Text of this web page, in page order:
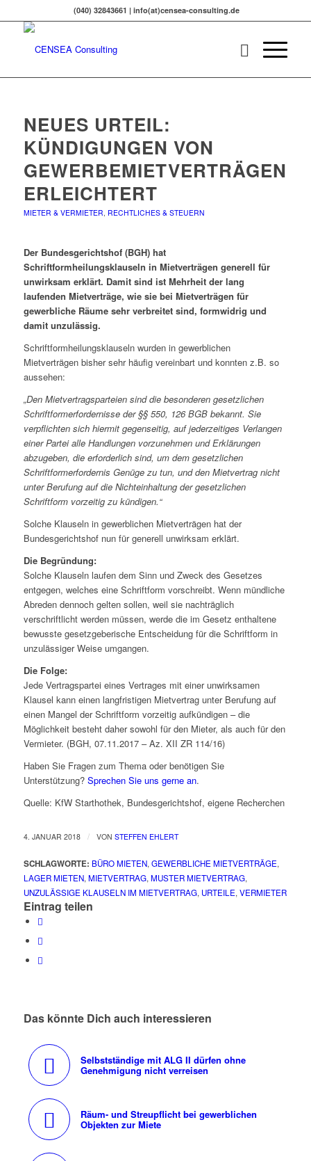
(040) 32843661 | info(at)censea-consulting.de
NEUES URTEIL:
KÜNDIGUNGEN VON
GEWERBEMIETVERTRÄGEN
ERLEICHTERT
MIETER & VERMIETER, RECHTLICHES & STEUERN
Der Bundesgerichtshof (BGH) hat
Schriftformheilungsklauseln in Mietverträgen generell für
unwirksam erklärt. Damit sind ist Mehrheit der lang
laufenden Mietverträge, wie sie bei Mietverträgen für
gewerbliche Räume sehr verbreitet sind, formwidrig und
damit unzulässig.
Schriftformheilungsklauseln wurden in gewerblichen
Mietverträgen bisher sehr häufig vereinbart und konnten z.B. so
aussehen:
„Den Mietvertragsparteien sind die besonderen gesetzlichen
Schriftformerfordernisse der §§ 550, 126 BGB bekannt. Sie
verpflichten sich hiermit gegenseitig, auf jederzeitiges Verlangen
einer Partei alle Handlungen vorzunehmen und Erklärungen
abzugeben, die erforderlich sind, um dem gesetzlichen
Schriftformerfordernis Genüge zu tun, und den Mietvertrag nicht
unter Berufung auf die Nichteinhaltung der gesetzlichen
Schriftform vorzeitig zu kündigen.“
Solche Klauseln in gewerblichen Mietverträgen hat der
Bundesgerichtshof nun für generell unwirksam erklärt.
Die Begründung:
Solche Klauseln laufen dem Sinn und Zweck des Gesetzes
entgegen, welches eine Schriftform vorschreibt. Wenn mündliche
Abreden dennoch gelten sollen, weil sie nachträglich
verschriftlicht werden müssen, werde die im Gesetz enthaltene
bewusste gesetzgeberische Entscheidung für die Schriftform in
unzulässiger Weise umgangen.
Die Folge:
Jede Vertragspartei eines Vertrages mit einer unwirksamen
Klausel kann einen langfristigen Mietvertrag unter Berufung auf
einen Mangel der Schriftform vorzeitig aufkündigen – die
Möglichkeit besteht daher sowohl für den Mieter, als auch für den
Vermieter. (BGH, 07.11.2017 – Az. XII ZR 114/16)
Haben Sie Fragen zum Thema oder benötigen Sie
Unterstützung? Sprechen Sie uns gerne an.
Quelle: KfW Starthothek, Bundesgerichtshof, eigene Recherchen
4. JANUAR 2018 / VON STEFFEN EHLERT
SCHLAGWORTE: BÜRO MIETEN,GEWERBLICHE MIETVERTRÄGE,
LAGER MIETEN,MIETVERTRAG,MUSTER MIETVERTRAG,
UNZULÄSSIGE KLAUSELN IM MIETVERTRAG, URTEILE,VERMIETER
Eintrag teilen
Das könnte Dich auch interessieren
Selbstständige mit ALG II dürfen ohne
Genehmigung nicht verreisen
Räum- und Streupflicht bei gewerblichen
Objekten zur Miete